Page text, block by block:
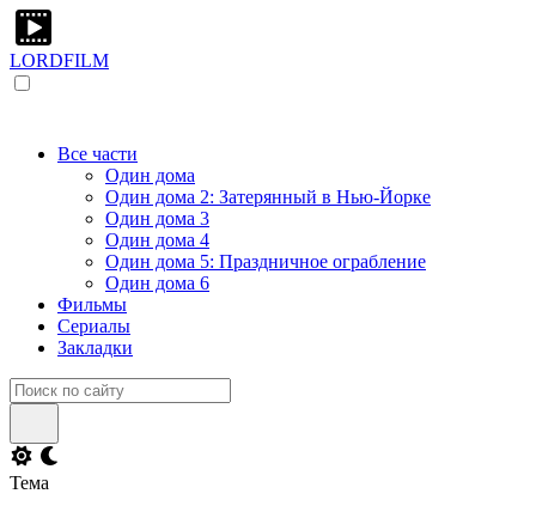
LORDFILM
Все части
Один дома
Один дома 2: Затерянный в Нью-Йорке
Один дома 3
Один дома 4
Один дома 5: Праздничное ограбление
Один дома 6
Фильмы
Сериалы
Закладки
Тема